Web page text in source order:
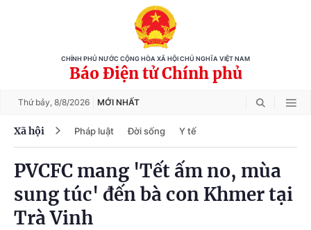
CHÍNH PHỦ NƯỚC CỘNG HÒA XÃ HỘI CHỦ NGHĨA VIỆT NAM
Báo Điện tử Chính phủ
Thứ bảy, 8/8/2026 MỚI NHẤT
Xã hội Pháp luật Đời sống Y tế
PVCFC mang 'Tết ấm no, mùa
sung túc' đến bà con Khmer tại
Trà Vinh